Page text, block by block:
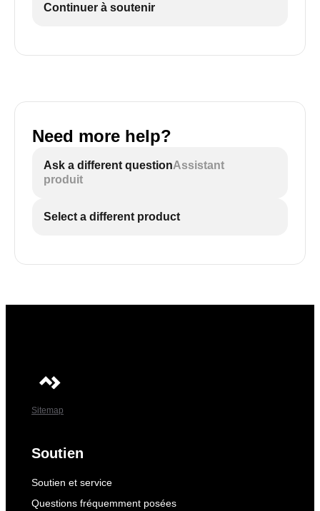
Continuer à soutenir
Need more help?
Ask a different questionAssistant
produit
Select a different product
Sitemap
Soutien
Soutien et service
Questions fréquemment posées